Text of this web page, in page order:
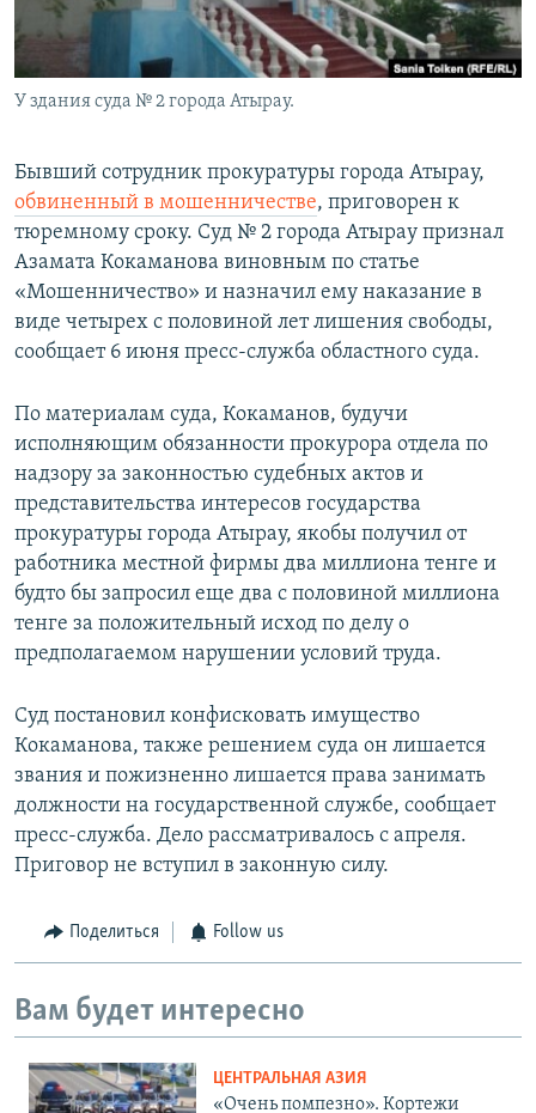
У здания суда № 2 города Атырау.
Бывший сотрудник прокуратуры города Атырау,
обвиненный в мошенничестве, приговорен к
тюремному сроку. Суд № 2 города Атырау признал
Азамата Кокаманова виновным по статье
«Мошенничество» и назначил ему наказание в
виде четырех с половиной лет лишения свободы,
сообщает 6 июня пресс-служба областного суда.
По материалам суда, Кокаманов, будучи
исполняющим обязанности прокурора отдела по
надзору за законностью судебных актов и
представительства интересов государства
прокуратуры города Атырау, якобы получил от
работника местной фирмы два миллиона тенге и
будто бы запросил еще два с половиной миллиона
тенге за положительный исход по делу о
предполагаемом нарушении условий труда.
Суд постановил конфисковать имущество
Кокаманова, также решением суда он лишается
звания и пожизненно лишается права занимать
должности на государственной службе, сообщает
пресс-служба. Дело рассматривалось с апреля.
Приговор не вступил в законную силу.
Поделиться Follow us
Вам будет интересно
ЦЕНТРАЛЬНАЯ АЗИЯ
«Очень помпезно». Кортежи